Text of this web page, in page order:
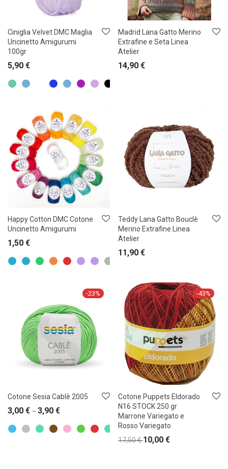
Ciniglia Velvet DMC Maglia
Uncinetto Amigurumi
100gr
5,90 €
Madrid Lana Gatto Merino
Extrafine e Seta Linea
Atelier
14,90 €
Happy Cotton DMC Cotone
Uncinetto Amigurumi
1,50 €
Teddy Lana Gatto Bouclè
Merino Extrafine Linea
Atelier
11,90 €
-23%
Cotone Sesia Cablè 2005
3,00 € – 3,90 €
-43%
Cotone Puppets Eldorado
N16 STOCK 250 gr
Marrone Variegato e
Rosso Variegato
17,50€ 10,00 €